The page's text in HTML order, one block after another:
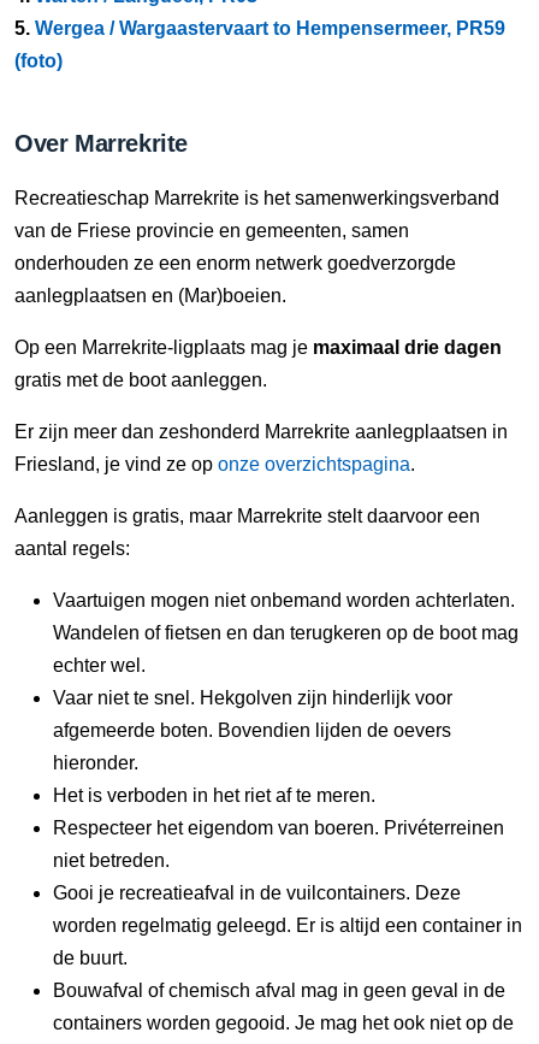
5. Wergea / Wargaastervaart to Hempensermeer, PR59
(foto)
Over Marrekrite
Recreatieschap Marrekrite is het samenwerkingsverband
van de Friese provincie en gemeenten, samen
onderhouden ze een enorm netwerk goedverzorgde
aanlegplaatsen en (Mar)boeien.
Op een Marrekrite-ligplaats mag je maximaal drie dagen
gratis met de boot aanleggen.
Er zijn meer dan zeshonderd Marrekrite aanlegplaatsen in
Friesland, je vind ze op onze overzichtspagina.
Aanleggen is gratis, maar Marrekrite stelt daarvoor een
aantal regels:
Vaartuigen mogen niet onbemand worden achterlaten.
Wandelen of fietsen en dan terugkeren op de boot mag
echter wel.
Vaar niet te snel. Hekgolven zijn hinderlijk voor
afgemeerde boten. Bovendien lijden de oevers
hieronder.
Het is verboden in het riet af te meren.
Respecteer het eigendom van boeren. Privéterreinen
niet betreden.
Gooi je recreatieafval in de vuilcontainers. Deze
worden regelmatig geleegd. Er is altijd een container in
de buurt.
Bouwafval of chemisch afval mag in geen geval in de
containers worden gegooid. Je mag het ook niet op de